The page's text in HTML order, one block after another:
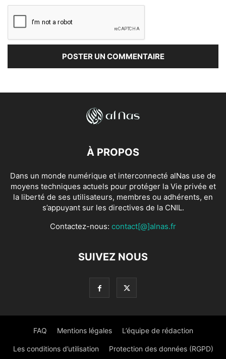
À PROPOS
Dans un monde numérique et interconnecté alNas use de
moyens techniques actuels pour protéger la Vie privée et
la liberté de ses utilisateurs, membres ou adhérents, en
s’appuyant sur les directives de la CNIL.
Contactez-nous: contact[@]alnas.fr
SUIVEZ NOUS
FAQ Mentions légales L’équipe de rédaction
Les conditions d’utilisation Protection des données (RGPD)